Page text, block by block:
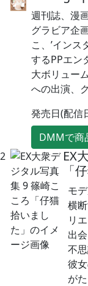
週刊誌、漫
グラビア企
こ、’イン
するPPエン
大ボリュー
への出演、
発売日(配信
DMMで商
2
EX
「
モ
横
リ
出
不
彼
が